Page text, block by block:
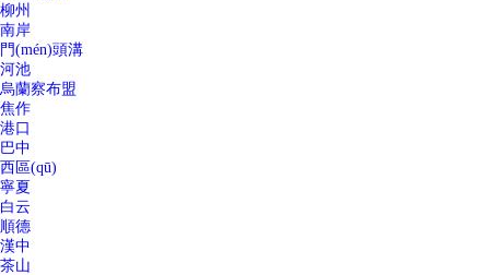
柳州
南岸
門(mén)頭溝
河池
烏蘭察布盟
焦作
港口
巴中
西區(qū)
寧夏
白云
順德
漢中
茶山